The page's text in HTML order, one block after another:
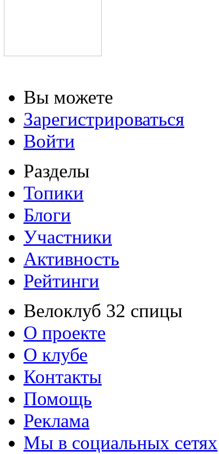
Вы можете
Зарегистрироваться
Войти
Разделы
Топики
Блоги
Участники
Активность
Рейтинги
Велоклуб 32 спицы
О проекте
О клубе
Контакты
Помощь
Реклама
Мы в социальных сетях